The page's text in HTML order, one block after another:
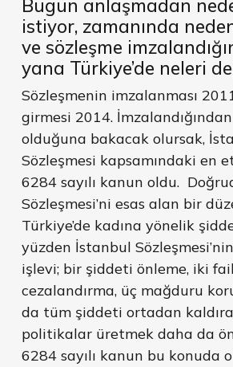
Bugün anlaşmadan
istiyor, zamanında
ve sözleşme
yana Türkiye’de neleri
Sözleşmenin imzalanması
girmesi 2014.
olduğuna bakacak olursak,
Sözleşmesi kapsamındaki en
6284 sayılı kanun oldu.
Sözleşmesi’ni esas alan bir
Türkiye’de kadına yönelik
yüzden İstanbul
işlevi; bir şiddeti önleme, iki
cezalandırma, üç mağduru
da tüm şiddeti ortadan
politikalar üretmek daha da
6284 sayılı kanun bu konuda